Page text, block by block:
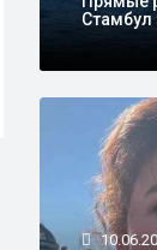
платитьСтамбул